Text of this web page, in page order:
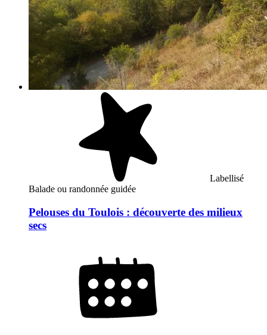
Labellisé
Balade ou randonnée guidée
Pelouses du Toulois : découverte des milieux
secs